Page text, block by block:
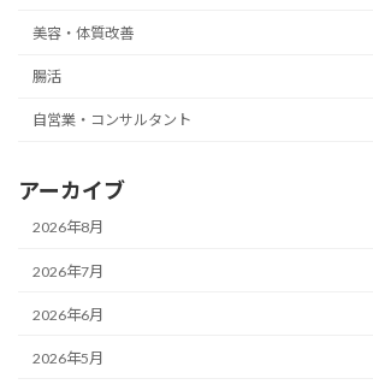
美容・体質改善
腸活
自営業・コンサルタント
アーカイブ
2026年8月
2026年7月
2026年6月
2026年5月